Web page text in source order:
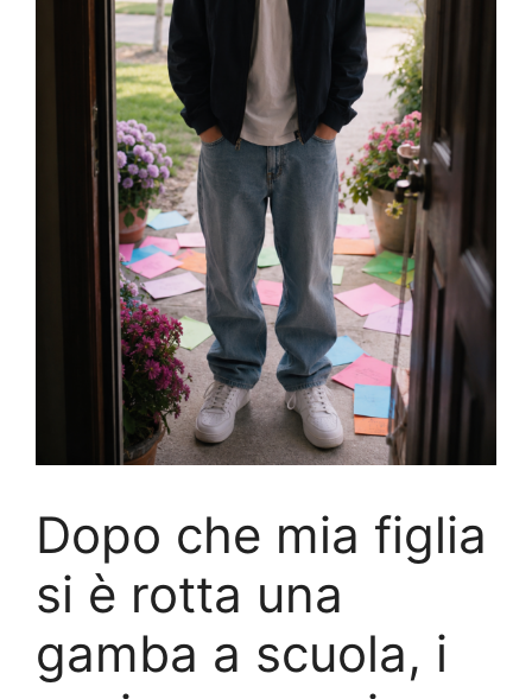
Dopo che mia figlia
si è rotta una
gamba a scuola, i